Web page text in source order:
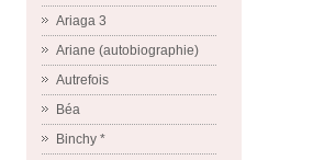
Ariaga 3
Ariane (autobiographie)
Autrefois
Béa
Binchy *